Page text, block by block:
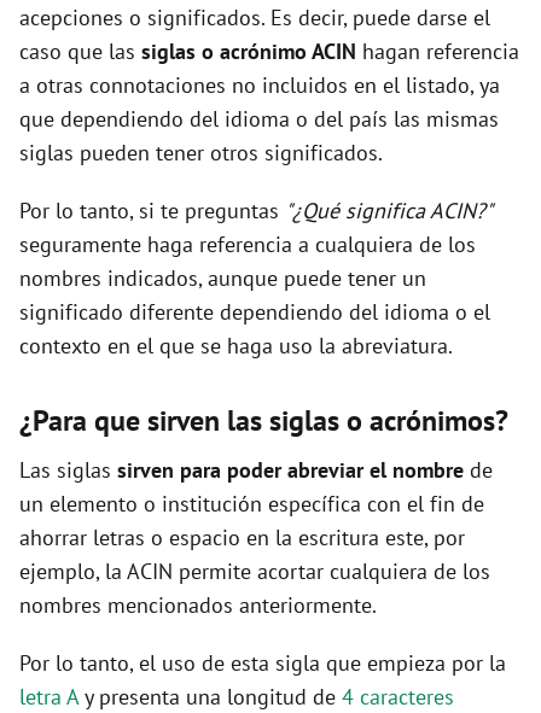
acepciones o significados. Es decir, puede darse el
caso que las siglas o acrónimo ACIN hagan referencia
a otras connotaciones no incluidos en el listado, ya
que dependiendo del idioma o del país las mismas
siglas pueden tener otros significados.
Por lo tanto, si te preguntas "¿Qué significa ACIN?"
seguramente haga referencia a cualquiera de los
nombres indicados, aunque puede tener un
significado diferente dependiendo del idioma o el
contexto en el que se haga uso la abreviatura.
¿Para que sirven las siglas o acrónimos?
Las siglas sirven para poder abreviar el nombre de
un elemento o institución específica con el fin de
ahorrar letras o espacio en la escritura este, por
ejemplo, la ACIN permite acortar cualquiera de los
nombres mencionados anteriormente.
Por lo tanto, el uso de esta sigla que empieza por la
letra Ay presenta una longitud de 4 caracteres